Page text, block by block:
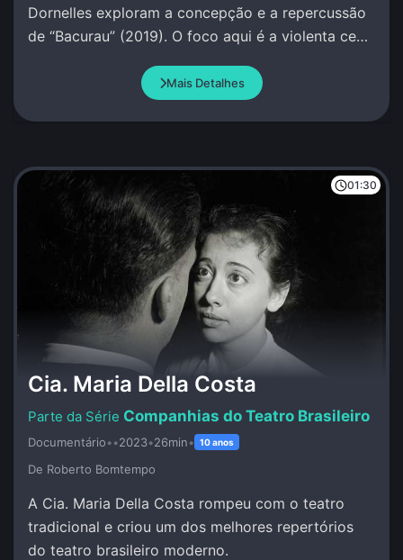
Dornelles exploram a concepção e a repercussão
de “Bacurau” (2019). O foco aqui é a violenta cena
Mais Detalhes
01:30
Cia. Maria Della Costa
Companhias do Teatro Brasileiro
Documentário••2023•26min• 10 anos
De Roberto Bomtempo
A Cia. Maria Della Costa rompeu com o teatro
tradicional e criou um dos melhores repertórios
do teatro brasileiro moderno.